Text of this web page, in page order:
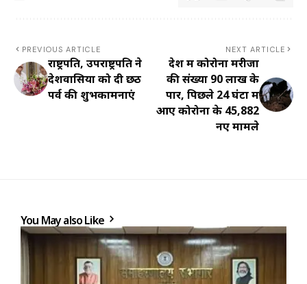
PREVIOUS ARTICLE
राष्ट्रपति, उपराष्ट्रपति ने
देशवासियों को दी छठ
पर्व की शुभकामनाएं
NEXT ARTICLE
देश में कोरोना मरीजों
की संख्या 90 लाख के
पार, पिछले 24 घंटों में
आए कोरोना के 45,882
नए मामले
You May also Like